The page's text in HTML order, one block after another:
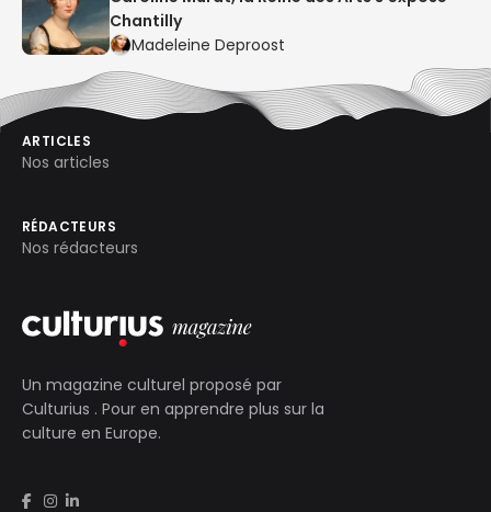
Chantilly
Madeleine Deproost
Un magazine culturel proposé par
Culturius . Pour en apprendre plus sur la
culture en Europe.
ARTICLES
Nos articles
RÉDACTEURS
Nos rédacteurs